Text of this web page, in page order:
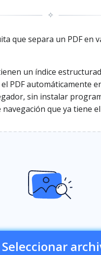
✧
que separa un PDF en
un índice
PDF automáticamente
sin instalar
que ya tiene
Seleccionar